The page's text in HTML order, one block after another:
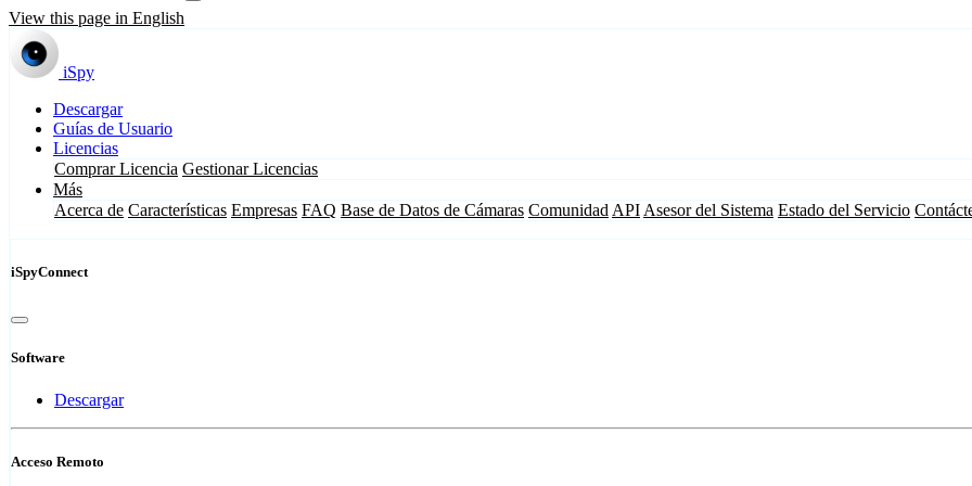
View this page in English
iSpy
Descargar
Guías de Usuario
Licencias
Comprar Licencia Gestionar Licencias
Más
Acerca de Características Empresas FAQ Base de Datos de Cámaras Comunidad API Asesor del Sistema Estado del Servicio
iSpyConnect
Software
Descargar
Acceso Remoto